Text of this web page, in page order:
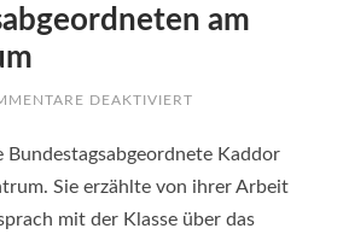
am
DEAKTIVIERT
DAZ-
Bundestagsabgeordnete Kaddor
Sie erzählte von ihrer Arbeit
mit der Klasse über das